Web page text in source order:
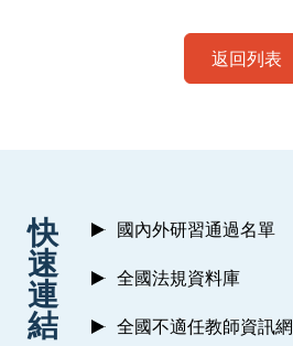
返回列表
快
速
連
結
國內外研習通過名單
全國法規資料庫
全國不適任教師資訊網